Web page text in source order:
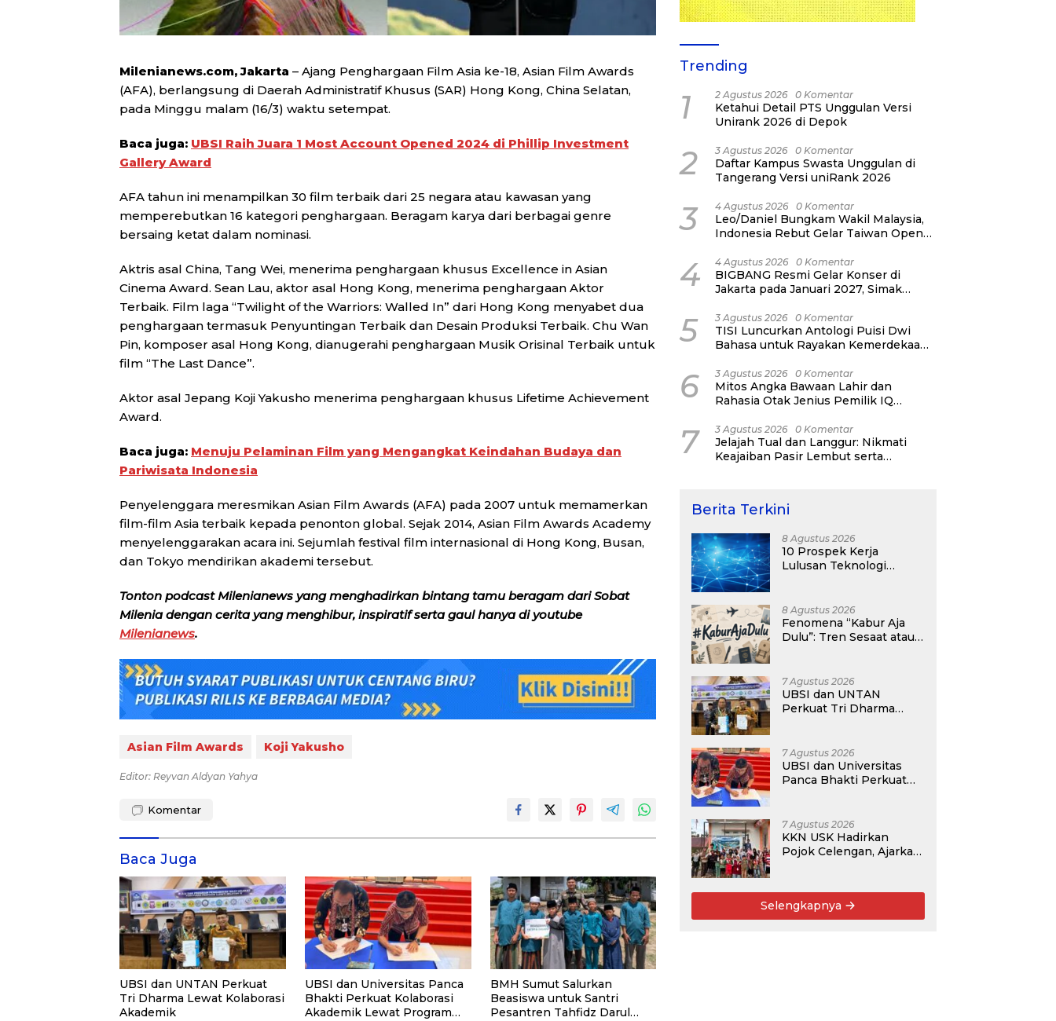
Milenianews.com, Jakarta – Ajang Penghargaan Film Asia ke-18, Asian Film Awards
(AFA), berlangsung di Daerah Administratif Khusus (SAR) Hong Kong, China Selatan,
pada Minggu malam (16/3) waktu setempat.
Baca juga: UBSI Raih Juara 1 Most Account Opened 2024 di Phillip Investment
Gallery Award
AFA tahun ini menampilkan 30 film terbaik dari 25 negara atau kawasan yang
memperebutkan 16 kategori penghargaan. Beragam karya dari berbagai genre
bersaing ketat dalam nominasi.
Aktris asal China, Tang Wei, menerima penghargaan khusus Excellence in Asian
Cinema Award. Sean Lau, aktor asal Hong Kong, menerima penghargaan Aktor
Terbaik. Film laga “Twilight of the Warriors: Walled In” dari Hong Kong menyabet dua
penghargaan termasuk Penyuntingan Terbaik dan Desain Produksi Terbaik. Chu Wan
Pin, komposer asal Hong Kong, dianugerahi penghargaan Musik Orisinal Terbaik untuk
film “The Last Dance”.
Aktor asal Jepang Koji Yakusho menerima penghargaan khusus Lifetime Achievement
Award.
Baca juga: Menuju Pelaminan Film yang Mengangkat Keindahan Budaya dan
Pariwisata Indonesia
Penyelenggara meresmikan Asian Film Awards (AFA) pada 2007 untuk memamerkan
film-film Asia terbaik kepada penonton global. Sejak 2014, Asian Film Awards Academy
menyelenggarakan acara ini. Sejumlah festival film internasional di Hong Kong, Busan,
dan Tokyo mendirikan akademi tersebut.
Tonton podcast Milenianews yang menghadirkan bintang tamu beragam dari Sobat
Milenia dengan cerita yang menghibur, inspiratif serta gaul hanya di youtube
Milenianews.
Asian Film Awards Koji Yakusho
Editor: Reyvan Aldyan Yahya
Komentar
Baca Juga
UBSI dan UNTAN Perkuat
Tri Dharma Lewat Kolaborasi
Akademik
UBSI dan Universitas Panca
Bhakti Perkuat Kolaborasi
Akademik Lewat Program
BMH Sumut Salurkan
Beasiswa untuk Santri
Pesantren Tahfidz Darul
Trending
1 2 Agustus 2026 0 Komentar
Ketahui Detail PTS Unggulan Versi
Unirank 2026 di Depok
2 3 Agustus 2026 0 Komentar
Daftar Kampus Swasta Unggulan di
Tangerang Versi uniRank 2026
3 4 Agustus 2026 0 Komentar
Leo/Daniel Bungkam Wakil Malaysia,
Indonesia Rebut Gelar Taiwan Open
4 4 Agustus 2026 0 Komentar
BIGBANG Resmi Gelar Konser di
Jakarta pada Januari 2027, Simak
5 3 Agustus 2026 0 Komentar
TISI Luncurkan Antologi Puisi Dwi
Bahasa untuk Rayakan Kemerdekaan
6 3 Agustus 2026 0 Komentar
Mitos Angka Bawaan Lahir dan
Rahasia Otak Jenius Pemilik IQ
7 3 Agustus 2026 0 Komentar
Jelajah Tual dan Langgur: Nikmati
Keajaiban Pasir Lembut serta
Berita Terkini
8 Agustus 2026
10 Prospek Kerja
Lulusan Teknologi
Kompetitif di Era Digital
8 Agustus 2026
Fenomena “Kabur Aja
Dulu”: Tren Sesaat atau
Depan?
7 Agustus 2026
UBSI dan UNTAN
Perkuat Tri Dharma
7 Agustus 2026
UBSI dan Universitas
Panca Bhakti Perkuat
7 Agustus 2026
KKN USK Hadirkan
Pojok Celengan, Ajarkan
Selengkapnya